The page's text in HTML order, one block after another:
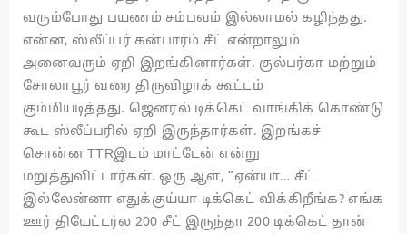
வரும்போது பயணம் சம்பவம் இல்லாமல் கழிந்தது.
என்ன, ஸ்லீப்பர் கன்பார்ம் சீட் என்றாலும்
அனைவரும் ஏறி இறங்கினார்கள். குல்பர்கா மற்றும்
சோலாபூர் வரை திருவிழாக் கூட்டம்
கும்மியடித்தது. ஜெனரல் டிக்கெட் வாங்கிக் கொண்டு
கூட ஸ்லீப்பரில் ஏறி இருந்தார்கள். இறங்கச்
சொன்ன TTRஇடம் மாட்டேன் என்று
மறுத்துவிட்டார்கள். ஒரு ஆள், “ஏன்யா… சீட்
இல்லேன்னா எதுக்குய்யா டிக்கெட் விக்கிறீங்க? எங்க
ஊர் தியேட்டர்ல 200 சீட் இருந்தா 200 டிக்கெட் தான்